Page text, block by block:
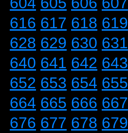
616 617 618 619
628 629 630 631
640 641 642 643
652 653 654 655
664 665 666 667
676 677 678 679